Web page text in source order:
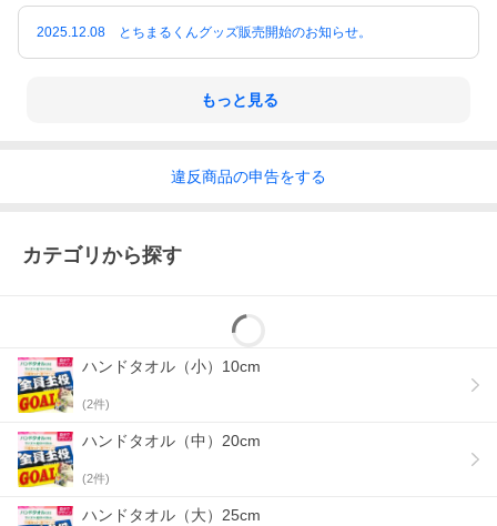
2025.12.08 とちまるくんグッズ販売開始のお知らせ。
もっと見る
違反商品の申告をする
カテゴリから探す
ハンドタオル（小）10cm
(2件)
ハンドタオル（中）20cm
(2件)
ハンドタオル（大）25cm